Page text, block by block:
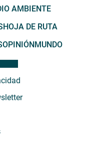
AMBIENTE
HOJA DE RUTA
OPINIÓN MUNDO